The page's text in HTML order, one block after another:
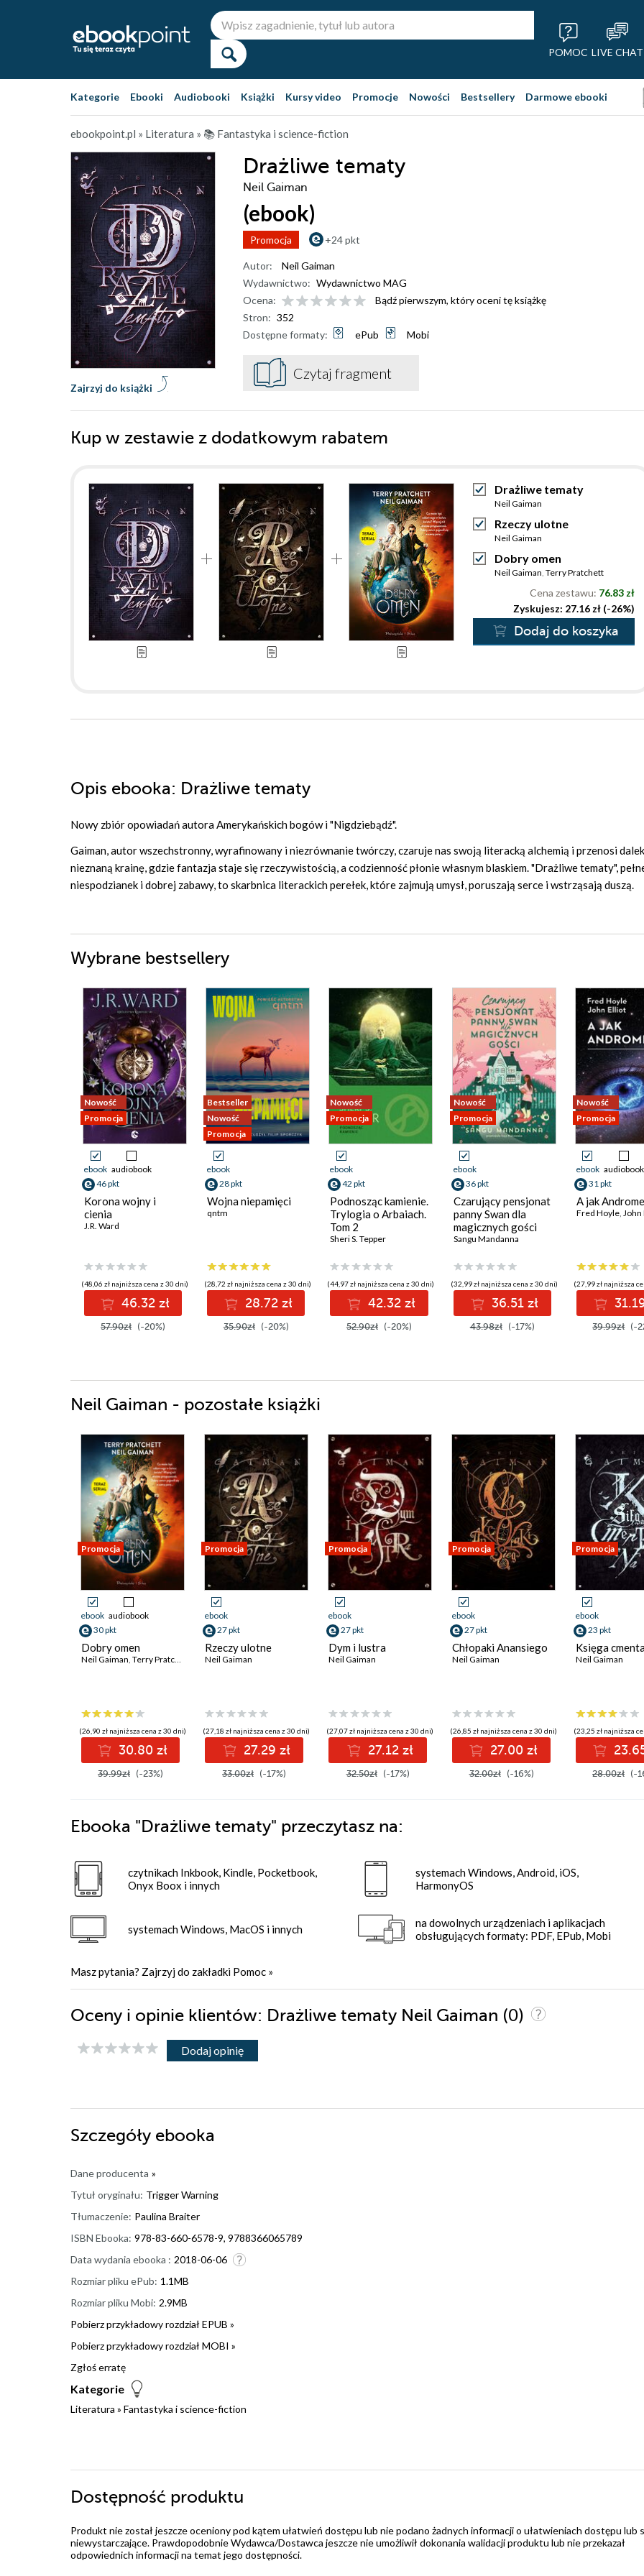
POMOC LIVE CHAT
Kategorie Ebooki Audiobooki Książki Kursy video Promocje Nowości Bestsellery Darmowe ebooki
ebookpoint.pl » Literatura » 📚 Fantastyka i science-fiction
Drażliwe tematy
Neil Gaiman
(ebook)
Promocja +24 pkt
Zajrzyj do książki
Autor:
Neil Gaiman
Wydawnictwo: Wydawnictwo MAG
Ocena:
Bądź pierwszym, który oceni tę książkę
Stron: 352
Dostępne formaty:
ePub Mobi
Czytaj fragment
Kup w zestawie z dodatkowym rabatem
Drażliwe tematy
Neil Gaiman
Rzeczy ulotne
Neil Gaiman
Dobry omen
Neil Gaiman, Terry Pratchett
Cena zestawu: 76.83 zł
Zyskujesz: 27.16 zł (-26%)
Dodaj do koszyka
Opis ebooka: Drażliwe tematy
Nowy zbiór opowiadań autora Amerykańskich bogów i "Nigdziebądź".
Gaiman, autor wszechstronny, wyrafinowany i niezrównanie twórczy, czaruje nas swoją literacką alchemią i przenosi
nieznaną krainę, gdzie fantazja staje się rzeczywistością, a codzienność płonie własnym blaskiem. "Drażliwe tematy",
niespodzianek i dobrej zabawy, to skarbnica literackich perełek, które zajmują umysł, poruszają serce i wstrząsają duszą.
Wybrane bestsellery
Nowość
Promocja
ebook audiobook
46 pkt
Korona wojny i
cienia
J.R. Ward
(48,06 zł najniższa cena z 30 dni)
46.32 zł
57.90zł (-20%)
Bestseller
Nowość
Promocja
ebook
28 pkt
Wojna niepamięci
qntm
(28,72 zł najniższa cena z 30 dni)
28.72 zł
35.90zł (-20%)
Nowość
Promocja
ebook
42 pkt
Podnosząc kamienie.
Trylogia o Arbaiach.
Tom 2
Sheri S. Tepper
(44,97 zł najniższa cena z 30 dni)
42.32 zł
52.90zł (-20%)
Nowość
Promocja
ebook
36 pkt
Czarujący pensjonat
panny Swan dla
magicznych gości
Sangu Mandanna
(32,99 zł najniższa cena z 30 dni)
36.51 zł
43.98zł (-17%)
Nowość
Promocja
ebook audiobook
31 pkt
A jak
Fred Hoyle, John
(27,99 zł najniższa
39.99zł (-
Neil Gaiman - pozostałe książki
Promocja
ebook audiobook
30 pkt
Dobry omen
Neil Gaiman, Terry Pratchett
(26,90 zł najniższa cena z 30 dni)
30.80 zł
39.99zł (-23%)
Promocja
ebook
27 pkt
Rzeczy ulotne
Neil Gaiman
(27,18 zł najniższa cena z 30 dni)
27.29 zł
33.00zł (-17%)
Promocja
ebook
27 pkt
Dym i lustra
Neil Gaiman
(27,07 zł najniższa cena z 30 dni)
27.12 zł
32.50zł (-17%)
Promocja
ebook
27 pkt
Chłopaki Anansiego
Neil Gaiman
(26,85 zł najniższa cena z 30 dni)
27.00 zł
32.00zł (-16%)
Promocja
ebook
23 pkt
Księga
Neil Gaiman
(23,25 zł najniższa
28.00zł (-
Ebooka "Drażliwe tematy" przeczytasz na:
czytnikach Inkbook, Kindle, Pocketbook,
Onyx Boox i innych
systemach Windows, MacOS i innych
systemach Windows, Android, iOS,
HarmonyOS
na dowolnych urządzeniach i aplikacjach
obsługujących formaty: PDF, EPub, Mobi
Masz pytania? Zajrzyj do zakładki Pomoc »
Oceny i opinie klientów: Drażliwe tematy Neil Gaiman (0)
Dodaj opinię
Szczegóły ebooka
Dane producenta »
Tytuł oryginału: Trigger Warning
Tłumaczenie: Paulina Braiter
ISBN Ebooka: 978-83-660-6578-9, 9788366065789
Data wydania ebooka : 2018-06-06
Rozmiar pliku ePub: 1.1MB
Rozmiar pliku Mobi: 2.9MB
Pobierz przykładowy rozdział EPUB »
Pobierz przykładowy rozdział MOBI »
Zgłoś erratę
Kategorie
Literatura » Fantastyka i science-fiction
Dostępność produktu
Produkt nie został jeszcze oceniony pod kątem ułatwień dostępu lub nie podano żadnych informacji o ułatwieniach dostępu lub
niewystarczające. Prawdopodobnie Wydawca/Dostawca jeszcze nie umożliwił dokonania walidacji produktu lub nie przekazał
odpowiednich informacji na temat jego dostępności.